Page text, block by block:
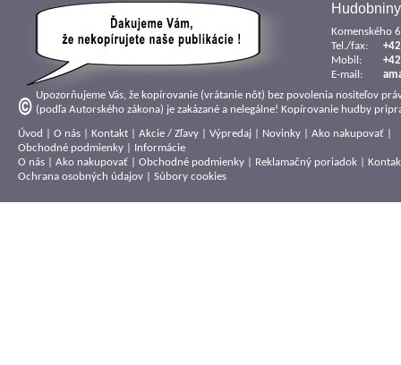
Upozorňujeme Vás, že kopírovanie (vrátanie nôt) bez povolenia nositeľov
(podľa Autorského zákona) je zakázané a nelegálne! Kopírovanie hudby
Komenského
Tel./fax:
Mobil:
E-mail:
Úvod O nás Kontakt Akcie / Zľavy Výpredaj Novinky Ako nakupovať
Obchodné podmienky
Informácie
O nás
Ako nakupovať Obchodné podmienky Reklamačný poriadok
Ochrana osobných údajov
Súbory cookies